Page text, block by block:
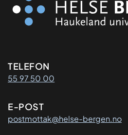
Kontaktinformasjon
TELEFON
55 97 50 00
E-POST
postmottak@helse-bergen.no